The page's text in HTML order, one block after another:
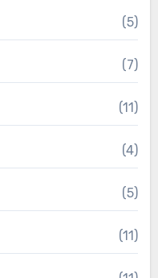
(5)
(7)
(11)
(4)
(5)
(11)